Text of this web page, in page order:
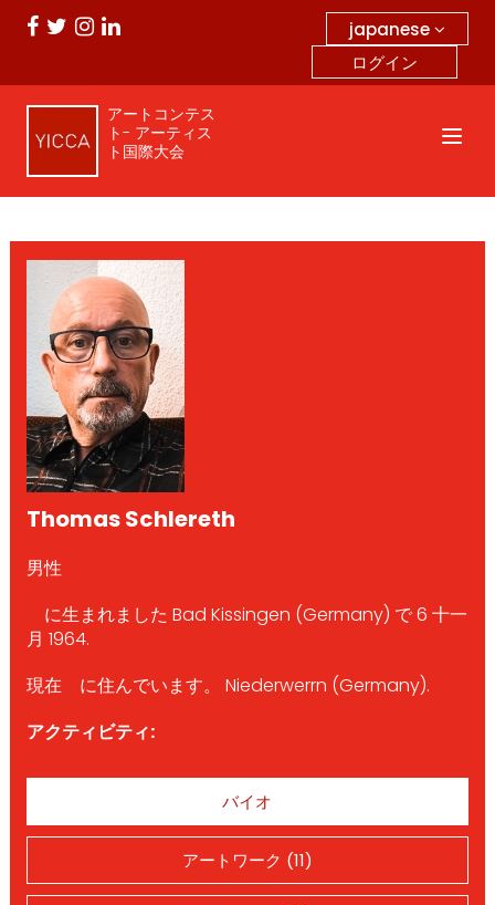
japanese
ログイン
アートコンテス
ト- アーティス
ト国際大会
Thomas Schlereth
男性
に生まれました Bad Kissingen (Germany) で 6 十一
月 1964.
現在 に住んでいます。 Niederwerrn (Germany).
アクティビティ:
バイオ
アートワーク (11)